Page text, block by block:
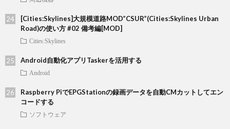
[Cities:Skylines]大規模道路MOD”CSUR”(Cities:Skylines Urban
Road)の使い方 #02 備考編[MOD]
Cities:Skylines
Android自動化アプリTaskerを活用する
Android
Raspberry PiでEPGStationの録画データを自動CMカットしてエン
コードする
ソフトウェア